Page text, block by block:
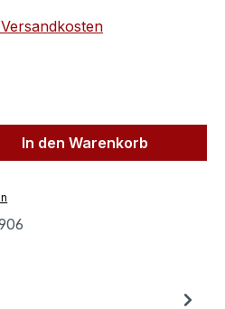
den
In den Warenkorb